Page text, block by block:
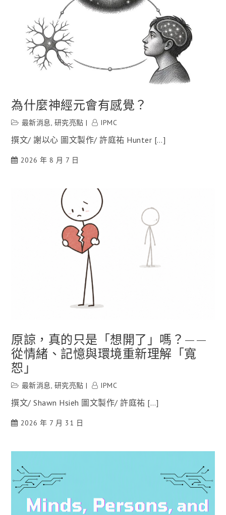
為什麼神經元會有感覺？
最新消息, 研究亮點 IPMC
撰文/ 謝以心 圖文製作/ 許庭祐 Hunter […]
2026 年 8 月 7 日
原諒，真的只是「想開了」嗎？——
從情緒、記憶與環境重新理解「寬
恕」
最新消息, 研究亮點 IPMC
撰文/ Shawn Hsieh 圖文製作/ 許庭祐 […]
2026 年 7 月 31 日